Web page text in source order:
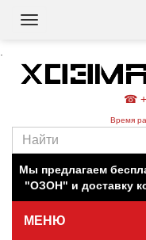
Toggle
☎
Время
Наш магазин
Мы предлагаем
"ОЗОН" и доставку
МЕНЮ